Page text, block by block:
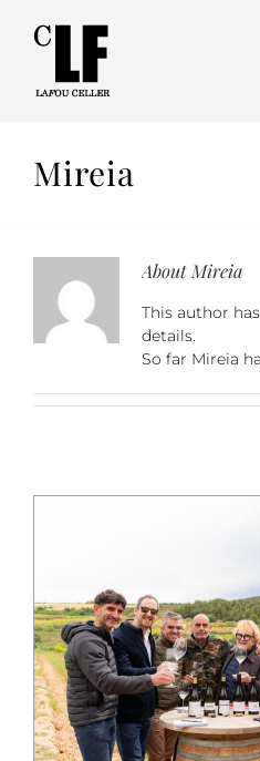
Mireia
About Mireia
This author
details.
So far Mireia